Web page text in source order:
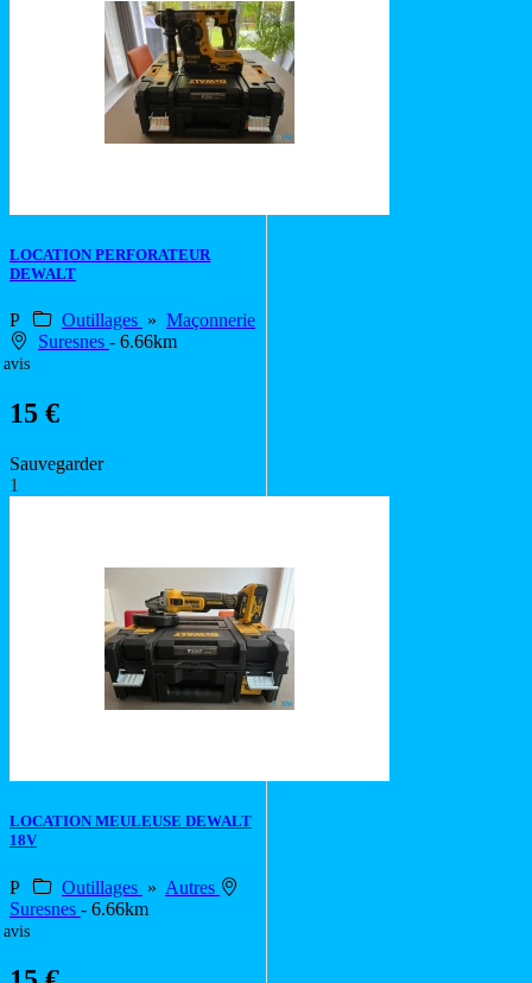
LOCATION PERFORATEUR
DEWALT
P Outillages » Maçonnerie
Suresnes - 6.66km
avis
15 €
Sauvegarder
1
LOCATION MEULEUSE DEWALT
18V
P Outillages » Autres
Suresnes - 6.66km
avis